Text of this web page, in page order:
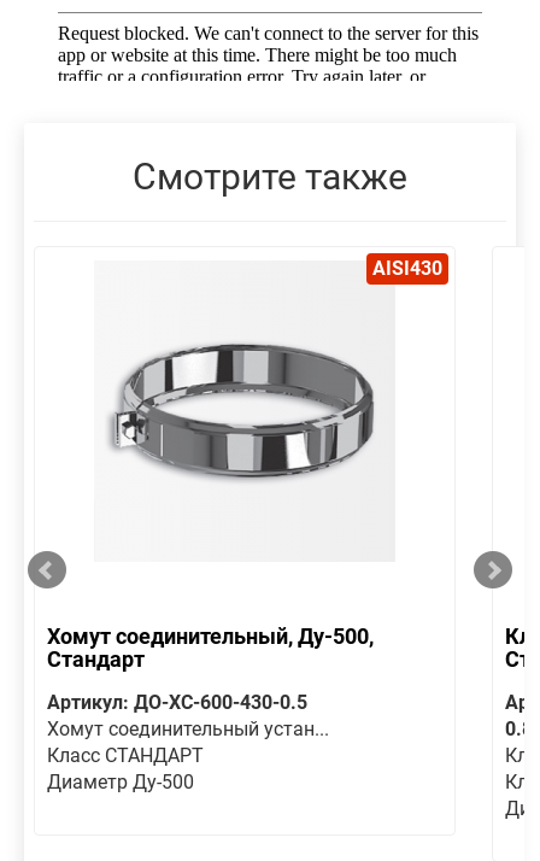
Смотрите также
AISI430
Хомут соединительный, Ду-500,
Стандарт
Артикул: ДО-ХС-600-430-0.5
Хомут соединительный устан...
Класс СТАНДАРТ
Диаметр Ду-500